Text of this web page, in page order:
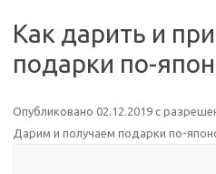
Как дарить и
подарки по-
Опубликовано 02.12.2019 с
Дарим и получаем подарки по-